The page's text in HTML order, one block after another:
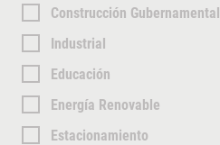
Construcción Gubernamental
Industrial
Educación
Energía Renovable
Estacionamiento